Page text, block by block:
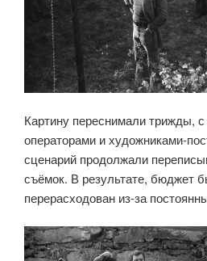
Картину переснимали трижды,
операторами и художниками-
сценарий продолжали
съёмок. В результате, бюджет
перерасходован из-за